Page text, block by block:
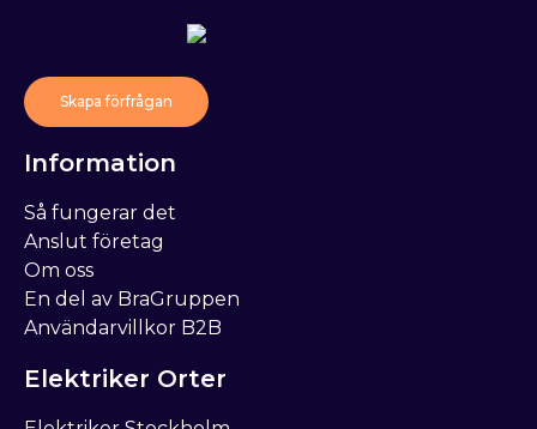
Elektriker Orter
Information
Så fungerar det
Anslut företag
Om oss
En del av BraGruppen
Användarvillkor B2B
Skapa förfrågan